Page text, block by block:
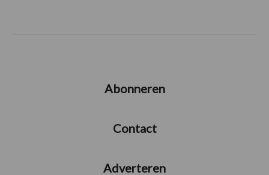
Abonneren
Contact
Adverteren